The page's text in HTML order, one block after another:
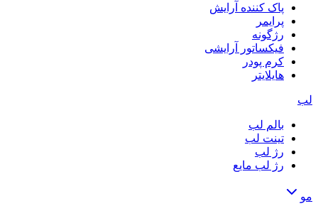
پاک کننده آرایش
پرایمر
رژگونه
فیکساتور آرایشی
کرم پودر
هایلایتر
لب
بالم لب
تینت لب
رژ لب
رژ لب مایع
مو